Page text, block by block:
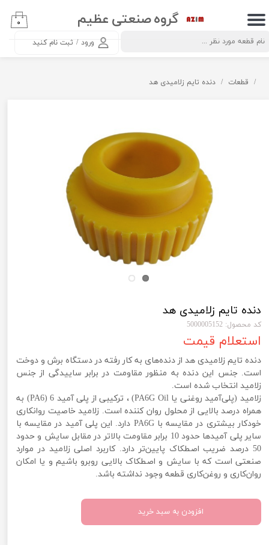
گروه صنعتی عظیم
ورود / ثبت نام کنید
حساب کاربری من
سفارشات
۰
قطعات دنده تایم زلامیدی هد
دنده تایم زلامیدی هد
کد محصول: 5000005152
استعلام قیمت
دنده تایم زلامیدی هد از دنده‌های به کار رفته در دستگاه برش و دوخت
است. جنس این دنده به منظور مقاومت در برابر ساییدگی از جنس
زلامید انتخاب شده است.
زلامید (پلی‌آمید روغنی یا PA6G Oil) ، ترکیبی از پلی آمید 6 (PA6) به
همراه درصد بالایی از محلول روان کننده است. زلامید خاصیت روانکاری
خودکار بیشتری در مقایسه با PA6G دارد. این پلی آمید در مقایسه با
سایر پلی آمیدها حدود 10 برابر مقاومت بالاتر در مقابل سایش و حدود
50 درصد ضریب اصطکاک پایین‌تر دارد. کاربرد اصلی زلامید در موارد
صنعتی است که با سایش و اصطکاک بالایی روبرو باشیم و یا امکان
روان‌کاری و روغن‌کاری قطعه وجود نداشته باشد.
افزودن به سبد خرید